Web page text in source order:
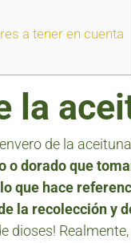
a tener en cuenta
la
de la
dorado que
que hace
la recolección y
dioses!